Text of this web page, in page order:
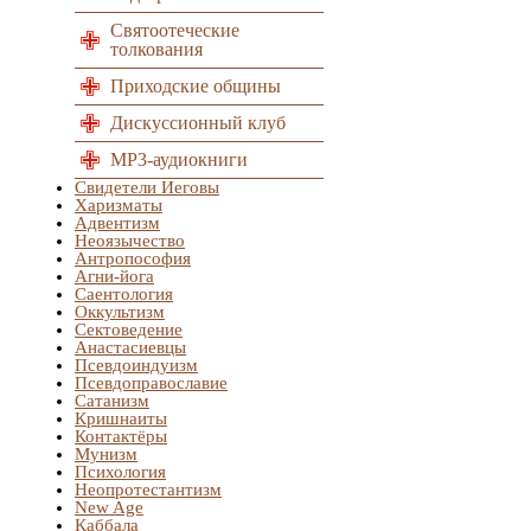
Святоотеческие
толкования
Приходские общины
Дискуссионный клуб
MP3-аудиокниги
Свидетели Иеговы
Харизматы
Адвентизм
Неоязычество
Антропософия
Агни-йога
Саентология
Оккультизм
Сектоведение
Анастасиевцы
Псевдоиндуизм
Псевдоправославие
Сатанизм
Кришнаиты
Контактёры
Мунизм
Психология
Неопротестантизм
New Age
Каббала